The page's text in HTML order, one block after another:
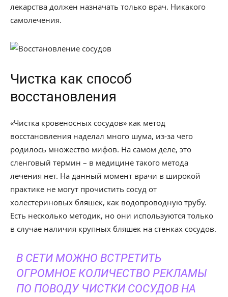
лекарства должен назначать только врач. Никакого
самолечения.
Чистка как способ
восстановления
«Чистка кровеносных сосудов» как метод
восстановления наделал много шума, из-за чего
родилось множество мифов. На самом деле, это
сленговый термин – в медицине такого метода
лечения нет. На данный момент врачи в широкой
практике не могут прочистить сосуд от
холестериновых бляшек, как водопроводную трубу.
Есть несколько методик, но они используются только
в случае наличия крупных бляшек на стенках сосудов.
В СЕТИ МОЖНО ВСТРЕТИТЬ
ОГРОМНОЕ КОЛИЧЕСТВО РЕКЛАМЫ
ПО ПОВОДУ ЧИСТКИ СОСУДОВ НА